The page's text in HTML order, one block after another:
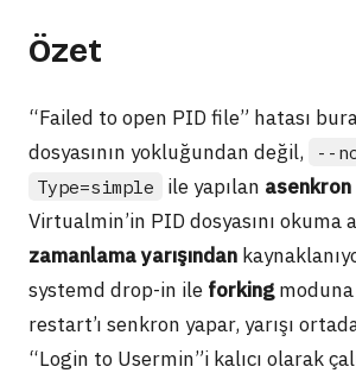
Özet
“Failed to open PID file” hatası
dosyasının yokluğundan değil,
--
Type=simple ile yapılan
Virtualmin’in PID dosyasını okuma
zamanlama yarışından
systemd drop-in ile forking
restart’ı senkron yapar, yarışı
“Login to Usermin”i kalıcı olarak